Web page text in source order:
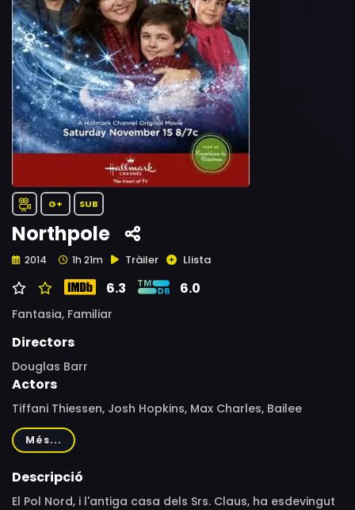
G+ SUB
Northpole
2014 1h 21m Tràiler Llista
6.3 6.0
Fantasia, Familiar
Directors
Douglas Barr
Actors
Tiffani Thiessen, Josh Hopkins, Max Charles, Bailee
Madison, Candice Glover, Robert Wagner, Jill St. John,
Joanna Noyes, Frank Fontaine, Michael Dozier, Kyle
Meagher
Més...
Descripció
El Pol Nord, i l'antiga casa dels Srs. Claus, ha esdevingut